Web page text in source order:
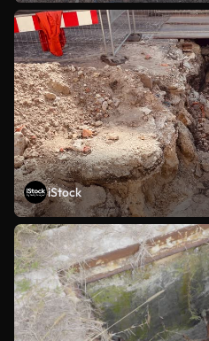
iStock